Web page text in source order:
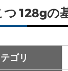
128gの
ゴリ